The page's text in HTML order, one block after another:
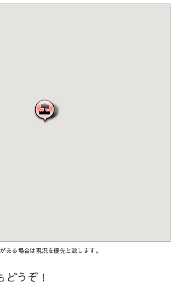
ある場合は現況を優先と致します。
うぞ！